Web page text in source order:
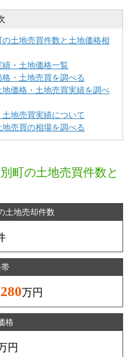
土地売買件数と土地価格相
・土地価格一覧
・土地売買を調べる
価格・土地売買実績を調べ
地売買実績について
売買の相場を調べる
町の土地売買件数と
土地売却件数
280万円
格
円